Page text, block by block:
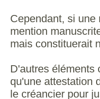
Cependant, si une
mention
mais constituerait
D'autres éléments
qu'une attestation
le créancier pour